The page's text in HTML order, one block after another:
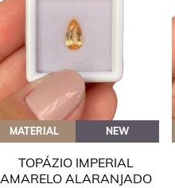
MATERIAL NEW
TOPÁZIO IMPERIAL
AMARELO ALARANJADO